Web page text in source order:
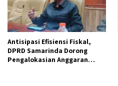
Antisipasi Efisiensi Fiskal,
DPRD Samarinda Dorong
Pengalokasian Anggaran